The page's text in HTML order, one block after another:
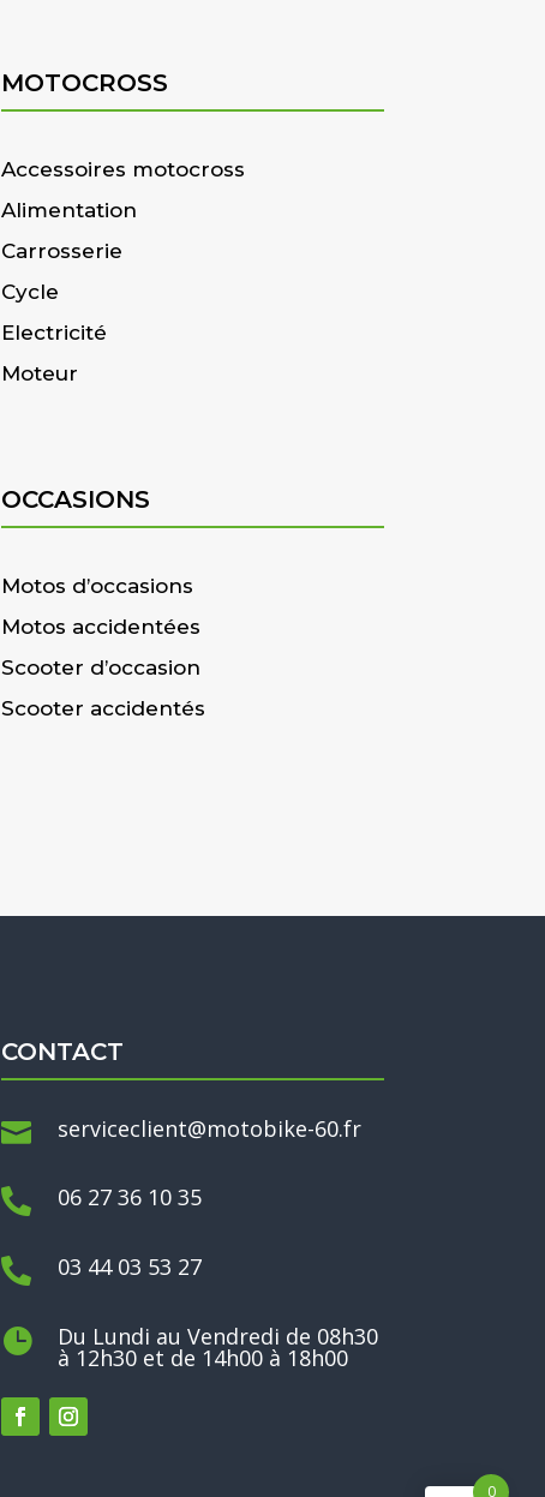
MOTOCROSS
Accessoires motocross
Alimentation
Carrosserie
Cycle
Electricité
Moteur
OCCASIONS
Motos d’occasions
Motos accidentées
Scooter d’occasion
Scooter accidentés
CONTACT
 serviceclient@motobike-60.fr
 06 27 36 10 35
 03 44 03 53 27
 Du Lundi au Vendredi de 08h30
à 12h30 et de 14h00 à 18h00
0